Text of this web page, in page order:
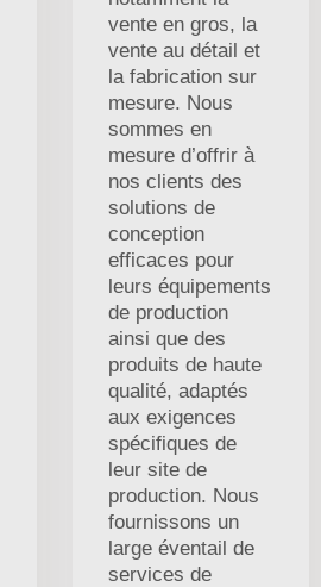
vente en gros, la
vente au détail et
la fabrication sur
mesure. Nous
sommes en
mesure d’offrir à
nos clients des
solutions de
conception
efficaces pour
leurs équipements
de production
ainsi que des
produits de haute
qualité, adaptés
aux exigences
spécifiques de
leur site de
production. Nous
fournissons un
large éventail de
services de